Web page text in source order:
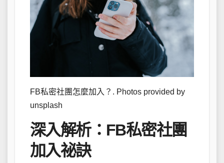
FB私密社團怎麼加入？. Photos provided by
unsplash
深入解析：FB私密社團
加入祕訣